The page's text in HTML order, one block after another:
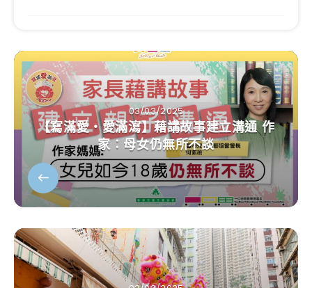
03/03/2025
【寫滿愛‧愛滿瀉】藉講故事建立溝通 作
家：母女仍無所不談